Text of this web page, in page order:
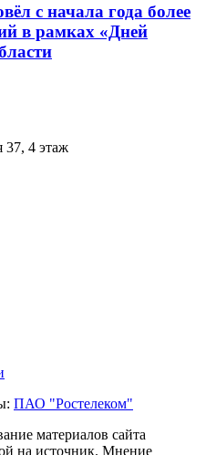
с начала года более
в рамках «Дней
37, 4 этаж
ПАО "Ростелеком"
материалов сайта
на источник. Мнение